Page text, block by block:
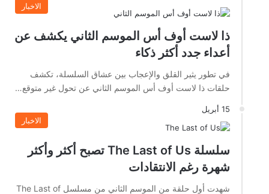
الاخبار
ذا لاست أوف أس الموسم الثاني يكشف عن
أعداء جدد أكثر ذكاء
في تطور يثير القلق والإعجاب بين عشاق السلسلة، تكشف
حلقات ذا لاست أوف أس الموسم الثاني عن تحول غير متوقع…
15 أبريل
الاخبار
سلسلة The Last of Us تصبح أكثر وأكثر
شهرة رغم الانتقادات
شهدت أول حلقة من الموسم الثاني من مسلسل The Last of